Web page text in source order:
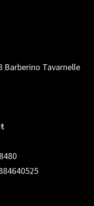
Barberino Tavarnelle